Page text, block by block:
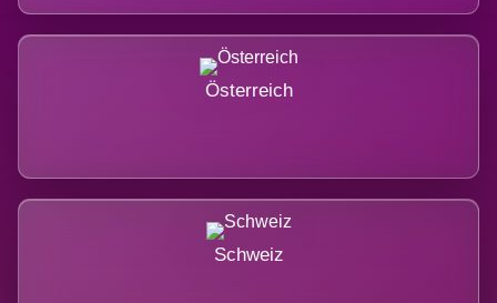
Österreich
Schweiz